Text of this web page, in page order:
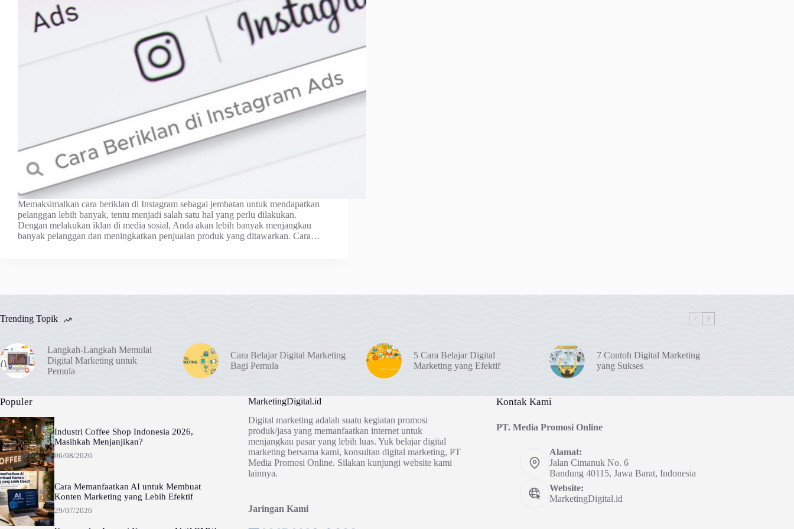
Memaksimalkan cara beriklan di Instagram sebagai jembatan untuk mendapatkan
pelanggan lebih banyak, tentu menjadi salah satu hal yang perlu dilakukan.
Dengan melakukan iklan di media sosial, Anda akan lebih banyak menjangkau
banyak pelanggan dan meningkatkan penjualan produk yang ditawarkan. Cara…
Trending Topik
Langkah-Langkah Memulai
Digital Marketing untuk
Pemula
Cara Belajar Digital Marketing
Bagi Pemula
5 Cara Belajar Digital
Marketing yang Efektif
7 Contoh Digital Marketing
yang Sukses
Populer
Industri Coffee Shop Indonesia 2026,
Masihkah Menjanjikan?
06/08/2026
Cara Memanfaatkan AI untuk Membuat
Konten Marketing yang Lebih Efektif
29/07/2026
MarketingDigital.id
Digital marketing adalah suatu kegiatan promosi
produk/jasa yang memanfaatkan internet untuk
menjangkau pasar yang lebih luas. Yuk belajar digital
marketing bersama kami, konsultan digital marketing, PT
Media Promosi Online. Silakan kunjungi website kami
lainnya.
Jaringan Kami
Kontak Kami
PT. Media Promosi Online
Alamat:
Jalan Cimanuk No. 6
Bandung 40115, Jawa Barat, Indonesia
Website:
MarketingDigital.id